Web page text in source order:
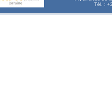
Tél. :